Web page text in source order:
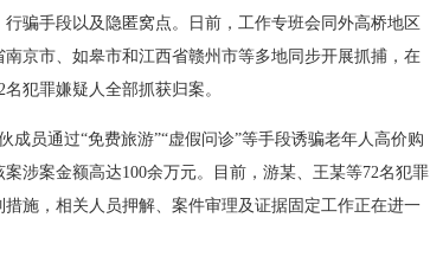
骗手段以及隐匿窝点。日前，工作专班会同外高桥地区
京市、如皋市和江西省赣州市等多地同步开展抓捕，在
犯罪嫌疑人全部抓获归案。
成员通过“免费旅游”“虚假问诊”等手段诱骗老年人高价购
涉案金额高达100余万元。目前，游某、王某等72名犯罪
施，相关人员押解、案件审理及证据固定工作正在进一